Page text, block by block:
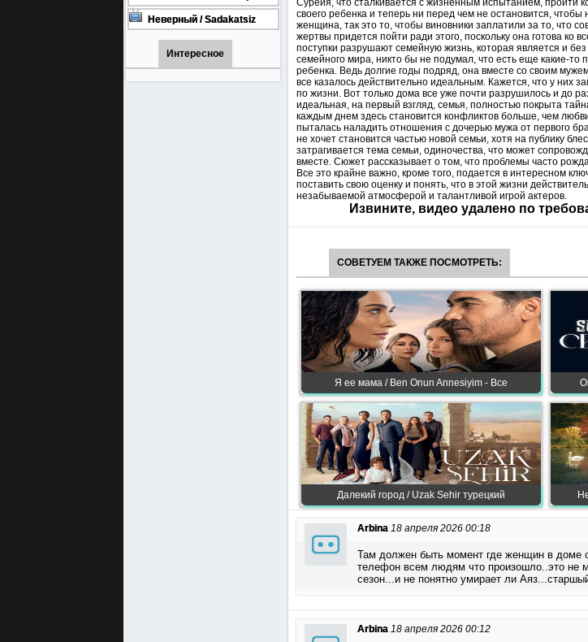
турецкий сериал смотреть
онлайн на русском языке
Неверный / Sadakatsiz
Все серии турецкий сериал
смотреть онлайн на
русском языке
Интересное
Сурейя, что сталкивается с жизненным испытанием, пройти
своего ребенка и теперь ни перед чем не остановится, чтобы
женщина, так это то, чтобы виновники заплатили за то, что
жертвы придется пойти ради этого, поскольку она готова ко
поступки разрушают семейную жизнь, которая является и
семейного мира, никто бы не подумал, что есть еще какие-то
ребенка. Ведь долгие годы подряд, она вместе со своим
все казалось действительно идеальным. Кажется, что у них
по жизни. Вот только дома все уже почти разрушилось и до
идеальная, на первый взгляд, семья, полностью покрыта
каждым днем здесь становится конфликтов больше, чем
пыталась наладить отношения с дочерью мужа от первого
не хочет становится частью новой семьи, хотя на публику
затрагивается тема семьи, одиночества, что может
вместе. Сюжет рассказывает о том, что проблемы часто
Все это крайне важно, кроме того, подается в интересном
поставить свою оценку и понять, что в этой жизни
незабываемой атмосферой и талантливой игрой актеров.
Извините, видео удалено по
СОВЕТУЕМ ТАКЖЕ ПОСМОТРЕТЬ:
Я ее мама / Ben Onun Annesiyim - Все
Далекий город / Uzak Sehir турецкий
Arbina 18 апреля 2026 00:18
Там должен быть момент где женщин в доме
телефон всем людям что произошло..это не
сезон...и не понятно умирает ли
Arbina 18 апреля 2026 00:12